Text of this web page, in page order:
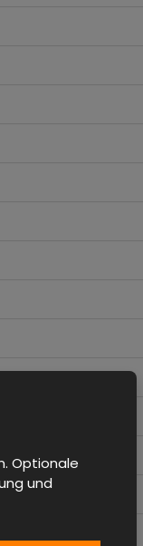
Optionale
und